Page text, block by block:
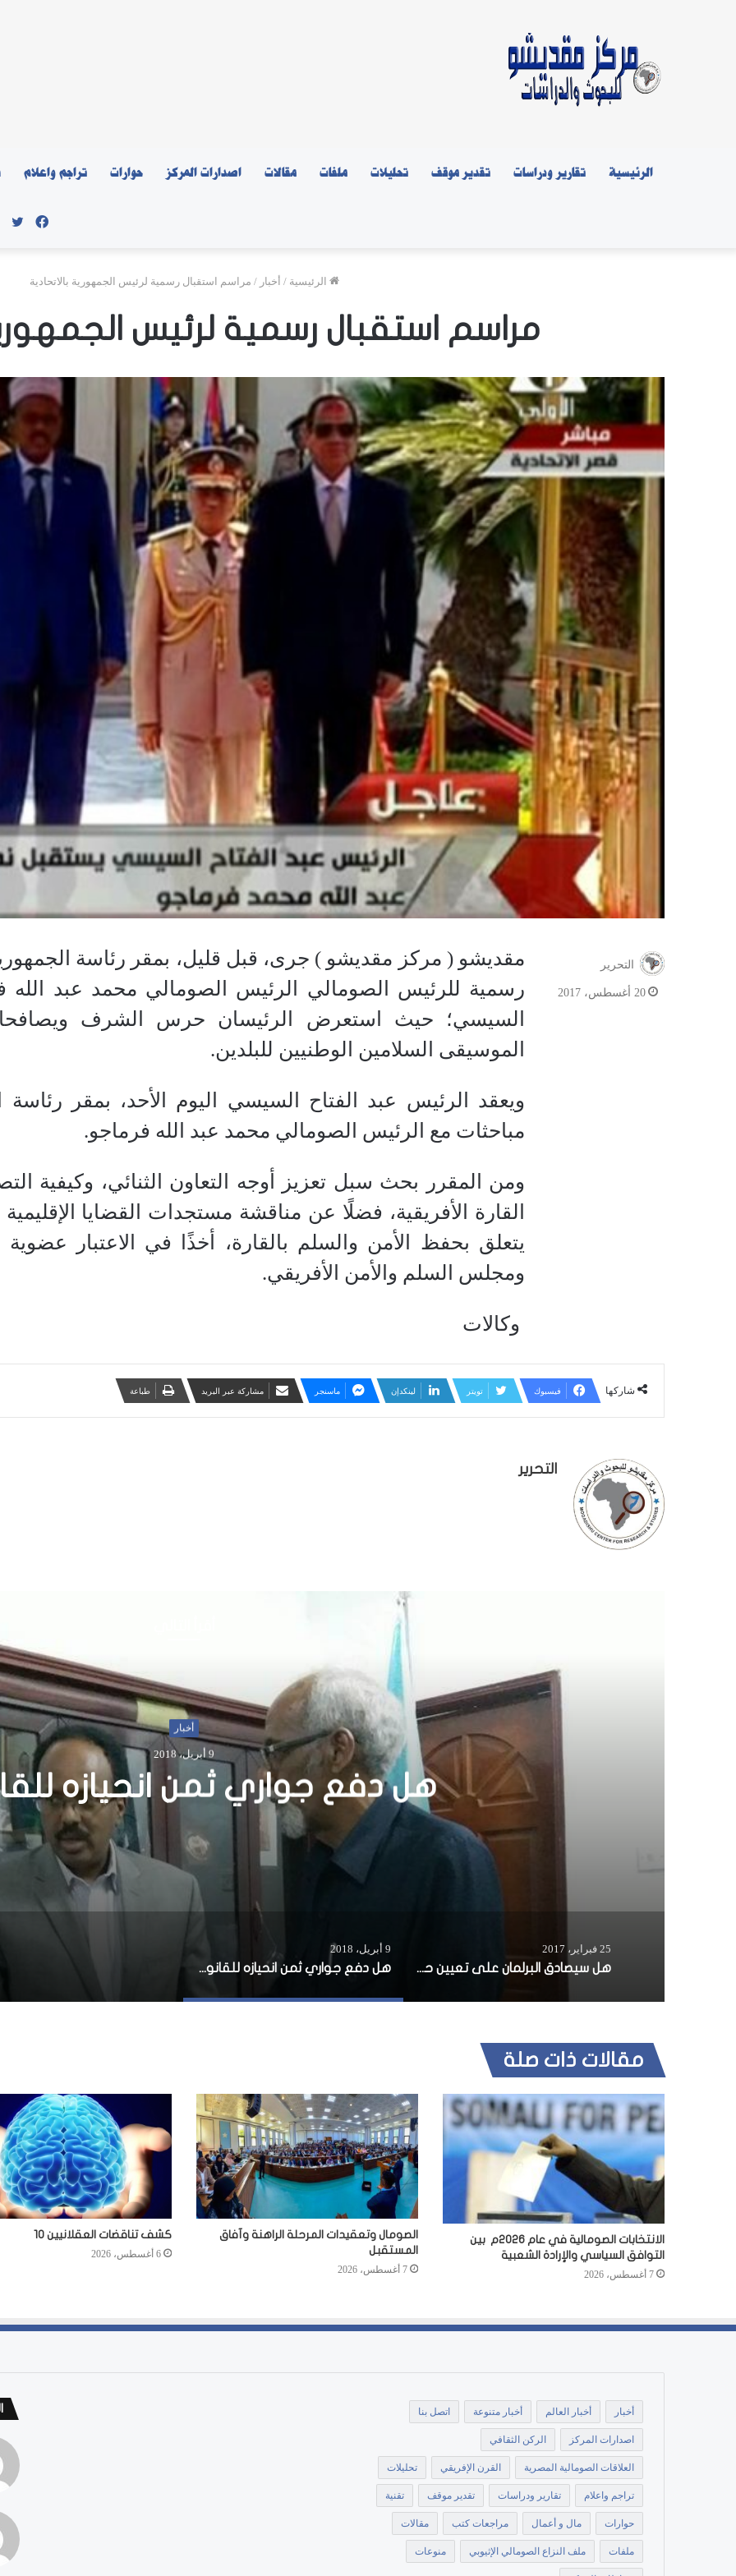
الرئيسية تقارير ودراسات تقدير موقف تحليلات ملفات مقالات اصدارات المركز حوارات تراجم واعلام
الرئيسية / أخبار / مراسم استقبال رسمية لرئيس الجمهورية بالاتحادية
مراسم استقبال رسمية لرئيس
مقديشو ( مركز مقديشو ) جرى، قبل قليل، بمقر رئاسة
رسمية للرئيس الصومالي الرئيس الصومالي محمد عبد الله
السيسي؛ حيث استعرض الرئيسان حرس الشرف
الموسيقى السلامين الوطنيين للبلدين.
ويعقد الرئيس عبد الفتاح السيسي اليوم الأحد، بمقر
مباحثات مع الرئيس الصومالي محمد عبد الله فرماجو.
ومن المقرر بحث سبل تعزيز أوجه التعاون الثنائي، وكيفية
القارة الأفريقية، فضلًا عن مناقشة مستجدات القضايا
يتعلق بحفظ الأمن والسلم بالقارة، أخذًا في الاعتبار
ومجلس السلم والأمن الأفريقي.
وكالات
التحرير
20 أغسطس، 2017
شاركها فيسبوك تويتر لينكدإن ماسنجر مشاركة عبر البريد طباعة
التحرير
أخبار
25 فبراير، 2017
هل سيصادق البرلمان على
خيري رئيسا للوزراء؟
25 فبراير، 2017
هل سيصادق البرلمان على تعيين حسن خيري رئيسا للوزراء؟
9 أبريل، 2018
هل دفع جواري ثمن انحيازه للقانون؟
مقالات ذات صلة
الانتخابات الصومالية في عام 2026م بين
التوافق السياسي والإرادة الشعبية
7 أغسطس، 2026
الصومال وتعقيدات المرحلة الراهنة وآفاق
المستقبل
7 أغسطس، 2026
كشف تناقضات العقلانيين 10
6 أغسطس، 2026
أخبار أخبار العالم أخبار متنوعة اتصل بنا
اصدارات المركز الركن الثقافي
العلاقات الصومالية المصرية القرن الإفريقي تحليلات
تراجم واعلام تقارير ودراسات تقدير موقف تقنية
حوارات مال و أعمال مراجعات كتب مقالات
ملفات ملف النزاع الصومالي الإثيوبي منوعات